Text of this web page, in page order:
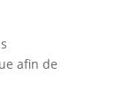
afin de